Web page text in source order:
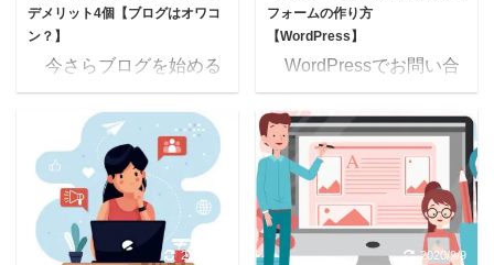
ョ付きで解説します。
Google Adsense にログ
インした後の画面で、上
部にピンクの警告メッセ
ージが出現するので、心
配になりますよね！ ...
ロガー側ではどうしよう
もありません。 ①②に
ついては、正しい努力を
の5ステップで ブログの
収益化を目指しましょ
う！ &nbs ...
デメリット4個【ブログはオワコ
ン？】
今さらブログを始める
メリットはある？ ついで
にブログのデメリットも
知っておきたいな この
ような考えにお答えしま
す。 結論から言うと、
デメリットよりもメリッ
トが多く、ブログを始め
フォームの作り方
【WordPress】
WordPressでお問い合
わせフォームを作りたい
プラグインを使わずに、
お問い合わせフォームは
作れるのかな こんな疑
問にお答えします。
【WordPress】お問い合
わせフォームの作り方
2020/9/9 2020/9/9